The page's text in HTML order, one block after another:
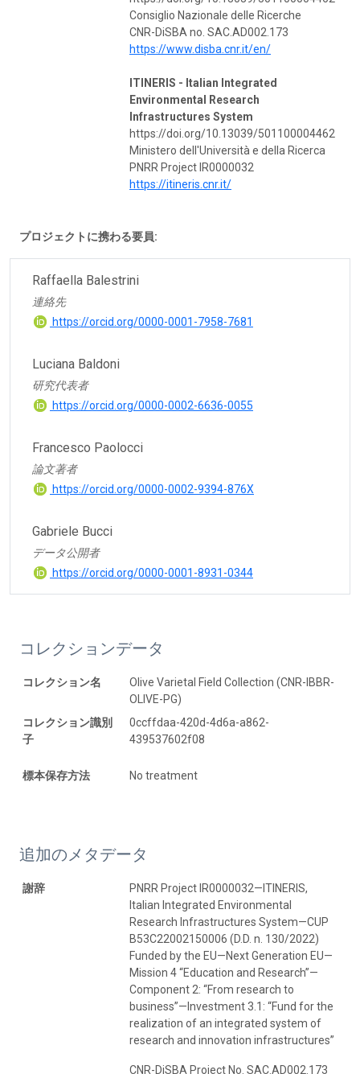
Consiglio Nazionale delle Ricerche
CNR-DiSBA no. SAC.AD002.173
https://www.disba.cnr.it/en/
ITINERIS - Italian Integrated
Environmental Research
Infrastructures System
https://doi.org/10.13039/501100004462
Ministero dell'Università e della Ricerca
PNRR Project IR0000032
https://itineris.cnr.it/
プロジェクトに携わる要員:
Raffaella Balestrini
連絡先
https://orcid.org/0000-0001-7958-7681
Luciana Baldoni
研究代表者
https://orcid.org/0000-0002-6636-0055
Francesco Paolocci
論文著者
https://orcid.org/0000-0002-9394-876X
Gabriele Bucci
データ公開者
https://orcid.org/0000-0001-8931-0344
コレクションデータ
コレクション名
Olive Varietal Field Collection (CNR-IBBR-
OLIVE-PG)
コレクション識別
子
0ccffdaa-420d-4d6a-a862-
439537602f08
標本保存方法 No treatment
追加のメタデータ
謝辞
PNRR Project IR0000032—ITINERIS,
Italian Integrated Environmental
Research Infrastructures System—CUP
B53C22002150006 (D.D. n. 130/2022)
Funded by the EU—Next Generation EU—
Mission 4 “Education and Research”—
Component 2: “From research to
business”—Investment 3.1: “Fund for the
realization of an integrated system of
research and innovation infrastructures”
CNR-DiSBA Project No. SAC.AD002.173